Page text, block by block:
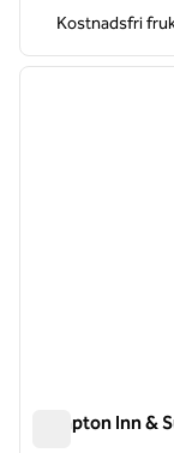
Kostnadsfri
1 av 12
Hampton Inn